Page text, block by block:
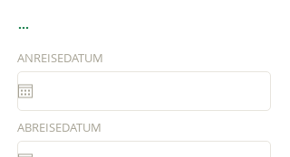
...
ANREISEDATUM
ABREISEDATUM